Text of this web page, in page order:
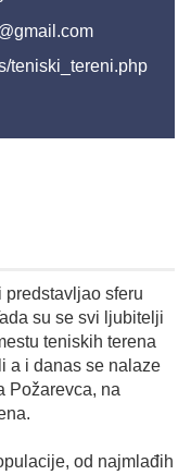
teniski_tereni.php
sferu
su se svi ljubitelji
teniskih terena
a i danas se nalaze
Požarevca, na
od najmlađih